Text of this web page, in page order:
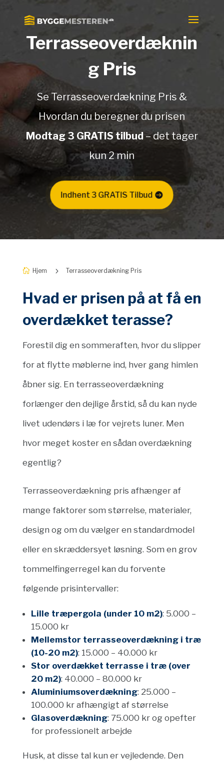
Terrasseoverdæknin
g Pris
Se Terrasseoverdækning Pris &
Hvordan du beregner du prisen
Modtag 3 GRATIS tilbud – det tager
kun 2 min
Indhent 3 GRATIS Tilbud
 Hjem 5 Terrasseoverdækning Pris
Hvad er prisen på at få en
overdækket terasse?
Forestil dig en sommeraften, hvor du slipper
for at flytte møblerne ind, hver gang himlen
åbner sig. En terrasseoverdækning
forlænger den dejlige årstid, så du kan nyde
livet udendørs i læ for vejrets luner. Men
hvor meget koster en sådan overdækning
egentlig?
Terrasseoverdækning pris afhænger af
mange faktorer som størrelse, materialer,
design og om du vælger en standardmodel
eller en skræddersyet løsning. Som en grov
tommelfingerregel kan du forvente
følgende prisintervaller:
Lille træpergola (under 10 m2): 5.000 –
15.000 kr
Mellemstor terrasseoverdækning i træ
(10-20 m2): 15.000 – 40.000 kr
Stor overdækket terrasse i træ (over
20 m2): 40.000 – 80.000 kr
Aluminiumsoverdækning: 25.000 –
100.000 kr afhængigt af størrelse
Glasoverdækning: 75.000 kr og opefter
for professionelt arbejde
Husk, at disse tal kun er vejledende. Den